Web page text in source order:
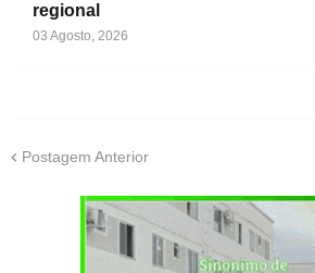
regional
03 Agosto, 2026
Postagem Anterior